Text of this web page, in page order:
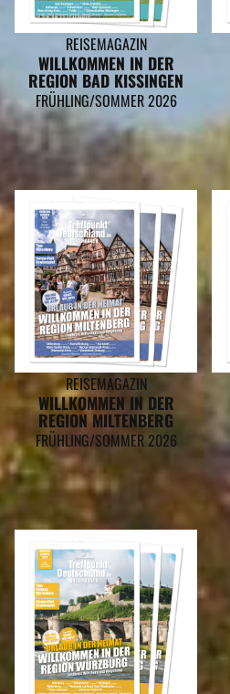
REISEMAGAZIN
WILLKOMMEN IN DER
REGION BAD KISSINGEN
FRÜHLING/SOMMER 2026
REISEMAGAZIN
WILLKOMMEN IN DER
REGION MILTENBERG
FRÜHLING/SOMMER 2026